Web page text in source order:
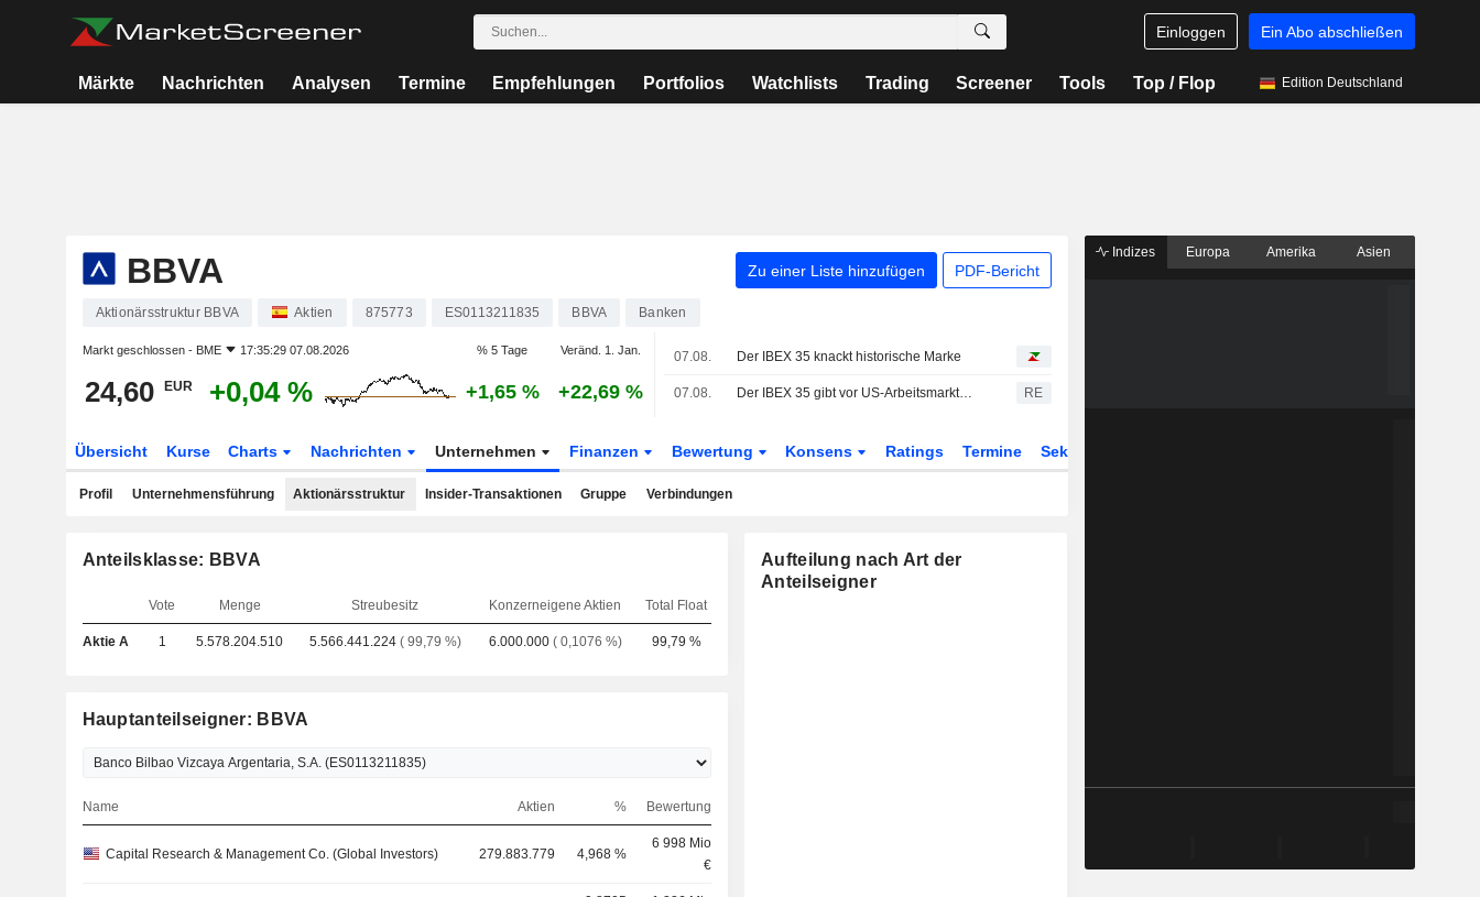
Einloggen Ein Abo abschließen
Märkte Nachrichten Analysen Termine Empfehlungen Portfolios Watchlists Trading Screener Tools Top / Flop Edition Deutschland
BBVA Zu einer Liste hinzufügen PDF-Bericht
Aktionärsstruktur BBVA Aktien 875773 ES0113211835 BBVA Banken
Markt geschlossen - BME 17:35:29 07.08.2026 % 5 Tage Veränd. 1. Jan.
24,60 EUR +0,04 % +1,65 % +22,69 %
07.08. Der IBEX 35 knackt historische Marke
07.08. Der IBEX 35 gibt vor US-Arbeitsmarktdaten nach, auf Wochensicht aber im Plus RE
Übersicht Kurse Charts Nachrichten Unternehmen Finanzen Bewertung Konsens Ratings Termine Sektor
Profil Unternehmensführung Aktionärsstruktur Insider-Transaktionen Gruppe Verbindungen
Anteilsklasse: BBVA
Vote Menge Streubesitz Konzerneigene Aktien Total Float
Aktie A 1 5.578.204.510 5.566.441.224( 99,79 %) 6.000.000( 0,1076 %) 99,79 %
Hauptanteilseigner: BBVA
Name Aktien % Bewertung
Capital Research & Management Co. (Global Investors) 279.883.779 4,968 %
6 998 Mio
€
Aufteilung nach Art der
Anteilseigner
Indizes Europa Amerika Asien